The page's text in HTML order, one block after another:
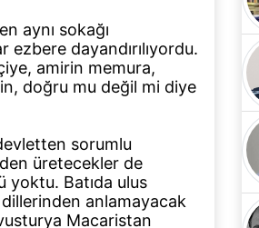
aynı sokağı
dayandırılıyordu.
amirin memura,
doğru mu değil mi diye
sorumlu
üretecekler de
yoktu. Batıda ulus
anlamayacak
Macaristan